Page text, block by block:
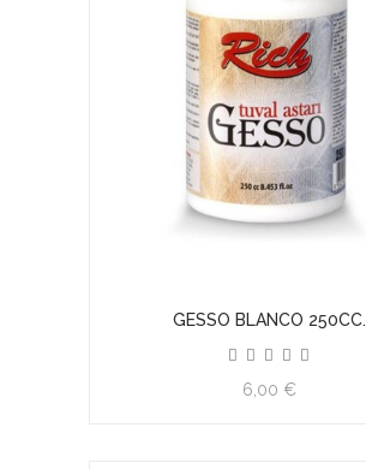
GESSO BLANCO 250CC.
6,00 €